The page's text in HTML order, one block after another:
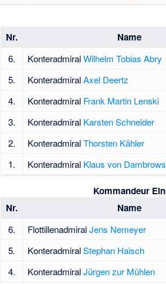
Nr.
Name
6. KonteradmiralWilhelm Tobias Abry
5.
KonteradmiralAxel Deertz
4.
Konteradmiral Frank Martin Lenski
3.
Konteradmiral Karsten Schneider
2.
KonteradmiralThorsten Kähler
1.
Konteradmiral Klaus von
Kommandeur
Nr.
Name
6. FlottillenadmiralJens Nemeyer
5.
KonteradmiralStephan Haisch
4.
KonteradmiralJürgen zur Mühlen